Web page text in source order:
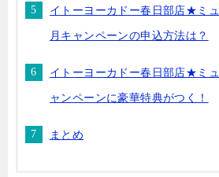
イトーヨーカドー春日部店★ミ
月キャンペーンの申込方法は？
イトーヨーカドー春日部店★ミ
ャンペーンに豪華特典がつく！
まとめ